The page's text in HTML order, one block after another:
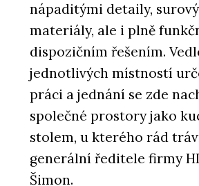
nápaditými detaily,
materiály, ale i plně
dispozičním řešením.
jednotlivých místností
práci a jednání se zde
společné prostory jako
stolem, u kterého rád
generální ředitele firmy
Šimon.